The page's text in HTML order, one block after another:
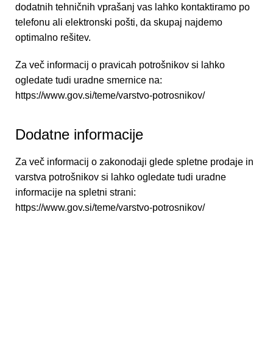
dodatnih tehničnih vprašanj vas lahko kontaktiramo po
telefonu ali elektronski pošti, da skupaj najdemo
optimalno rešitev.
Za več informacij o pravicah potrošnikov si lahko
ogledate tudi uradne smernice na:
https://www.gov.si/teme/varstvo-potrosnikov/
Dodatne informacije
Za več informacij o zakonodaji glede spletne prodaje in
varstva potrošnikov si lahko ogledate tudi uradne
informacije na spletni strani:
https://www.gov.si/teme/varstvo-potrosnikov/